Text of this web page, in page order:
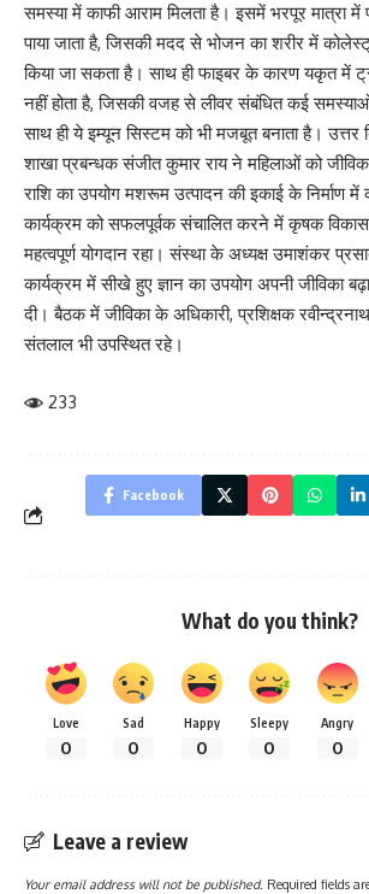
समस्या में काफी आराम मिलता है। इसमें भरपूर मात्रा
पाया जाता है, जिसकी मदद से भोजन का शरीर में
किया जा सकता है। साथ ही फाइबर के कारण यकृत में
नहीं होता है, जिसकी वजह से लीवर संबंधित कई
साथ ही ये इम्यून सिस्टम को भी मजबूत बनाता है। उत्तर
शाखा प्रबन्धक संजीत कुमार राय ने महिलाओं को जीविका
राशि का उपयोग मशरूम उत्पादन की इकाई के निर्माण
कार्यक्रम को सफलपूर्वक संचालित करने में कृषक
महत्वपूर्ण योगदान रहा। संस्था के अध्यक्ष उमाशंकर
कार्यक्रम में सीखे हुए ज्ञान का उपयोग अपनी जीविका
दी। बैठक में जीविका के अधिकारी, प्रशिक्षक
संतलाल भी उपस्थित रहे।
233
Facebook
What do you think?
Love
0
Sad
0
Happy
0
Sleepy
0
Angry
0
Leave a review
Your email address will not be published. Required fields